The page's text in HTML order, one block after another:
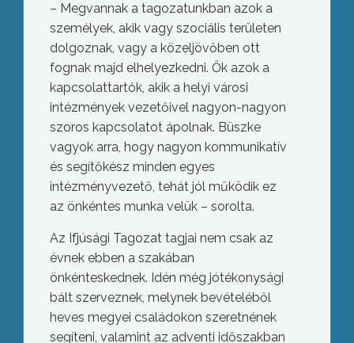
– Megvannak a tagozatunkban azok a
személyek, akik vagy szociális területen
dolgoznak, vagy a közeljövőben ott
fognak majd elhelyezkedni. Ők azok a
kapcsolattartók, akik a helyi városi
intézmények vezetőivel nagyon-nagyon
szoros kapcsolatot ápolnak. Büszke
vagyok arra, hogy nagyon kommunikatív
és segítőkész minden egyes
intézményvezető, tehát jól működik ez
az önkéntes munka velük – sorolta.
Az Ifjúsági Tagozat tagjai nem csak az
évnek ebben a szakában
önkénteskednek. Idén még jótékonysági
bált szerveznek, melynek bevételéből
heves megyei családokon szeretnének
segíteni, valamint az adventi időszakban